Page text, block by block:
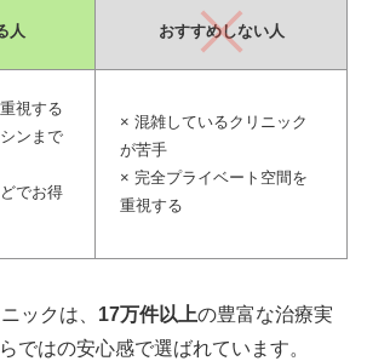
人 おすすめしない人
視する
ンまで
でお得
× 混雑しているクリニック
が苦手
× 完全プライベート空間を
重視する
ックは、 17万件以上の豊富な治療実
ではの安心感で選ばれています。